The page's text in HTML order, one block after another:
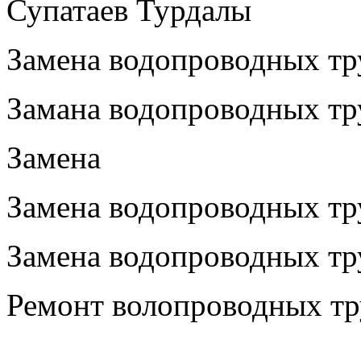
Супатаев Турдалы
Замена водопроводных
Замана водопроводных
Замена
Замена водопроводных
Замена водопроводных
Ремонт волопроводных